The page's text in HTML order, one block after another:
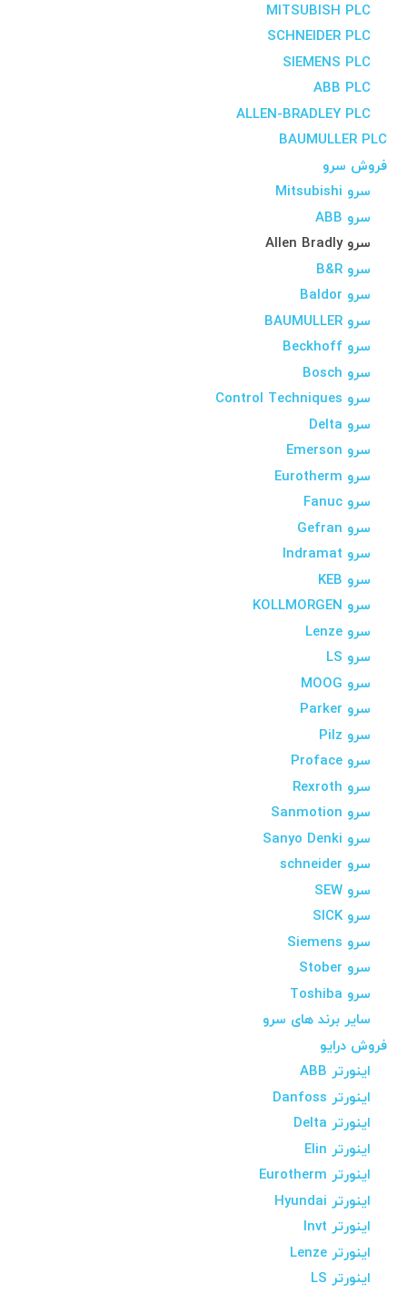
MITSUBISH PLC
SCHNEIDER PLC
SIEMENS PLC
ABB PLC
ALLEN-BRADLEY PLC
BAUMULLER PLC
فروش سرو
سرو Mitsubishi
سرو ABB
سرو Allen Bradly
سرو B&R
سرو Baldor
سرو BAUMULLER
سرو Beckhoff
سرو Bosch
سرو Control Techniques
سرو Delta
سرو Emerson
سرو Eurotherm
سرو Fanuc
سرو Gefran
سرو Indramat
سرو KEB
سرو KOLLMORGEN
سرو Lenze
سرو LS
سرو MOOG
سرو Parker
سرو Pilz
سرو Proface
سرو Rexroth
سرو Sanmotion
سرو Sanyo Denki
سرو schneider
سرو SEW
سرو SICK
سرو Siemens
سرو Stober
سرو Toshiba
سایر برند های سرو
فروش درایو
اینورتر ABB
اینورتر Danfoss
اینورتر Delta
اینورتر Elin
اینورتر Eurotherm
اینورتر Hyundai
اینورتر Invt
اینورتر Lenze
اینورتر LS